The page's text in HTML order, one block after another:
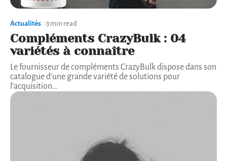
Actualités 3 min read
Compléments CrazyBulk : 04
variétés à connaître
Le fournisseur de compléments CrazyBulk dispose dans son
catalogue d’une grande variété de solutions pour
l’acquisition…